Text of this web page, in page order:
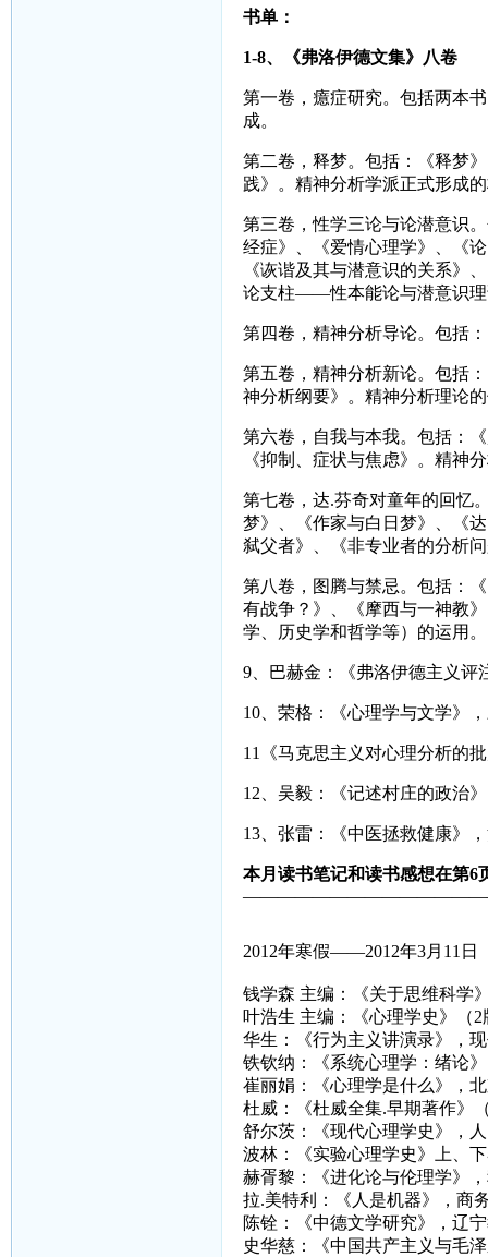
书单：
1-8、《弗洛伊德文集》八卷
第一卷，癔症研究。包括两本
成。
第二卷，释梦。包括：《释梦
践》。精神分析学派正式形成
第三卷，性学三论与论潜意识
经症》、《爱情心理学》、《
《诙谐及其与潜意识的关系》
论支柱——性本能论与潜意识
第四卷，精神分析导论。包括
第五卷，精神分析新论。包括
神分析纲要》。精神分析理论
第六卷，自我与本我。包括：
《抑制、症状与焦虑》。精神
第七卷，达.芬奇对童年的回忆
梦》、《作家与白日梦》、《达
弑父者》、《非专业者的分析
第八卷，图腾与禁忌。包括：
有战争？》、《摩西与一神教
学、历史学和哲学等）的运用。
9、巴赫金：《弗洛伊德主义评
10、荣格：《心理学与文学》
11 《马克思主义对心理分析的
12 、吴毅：《记述村庄的政治
13、张雷：《中医拯救健康》
本月读书笔记和读书感想在第6
2012年寒假——2012年3月11日
钱学森 主编：《关于思维科学
叶浩生 主编：《心理学史》（
华生：《行为主义讲演录》，
铁钦纳：《系统心理学：绪论
崔丽娟：《心理学是什么》，
杜威：《杜威全集.早期著作》
舒尔茨：《现代心理学史》，
波林：《实验心理学史》上、
赫胥黎：《进化论与伦理学》
拉.美特利：《人是机器》，商
陈铨：《中德文学研究》，辽
史华慈：《中国共产主义与毛